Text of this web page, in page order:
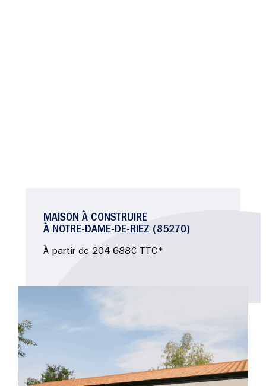
MAISON À CONSTRUIRE
À NOTRE-DAME-DE-RIEZ (85270)
À partir de 204 688€ TTC*